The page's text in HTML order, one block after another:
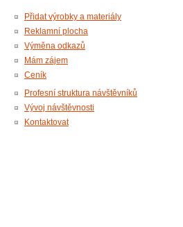
Přidat výrobky a materiály
Reklamní plocha
Výměna odkazů
Mám zájem
Ceník
Profesní struktura návštěvníků
Vývoj návštěvnosti
Kontaktovat